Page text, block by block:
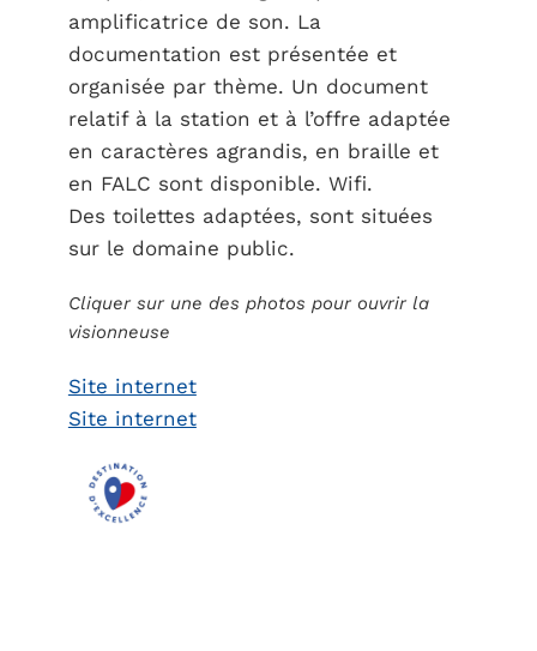
amplificatrice de son. La
documentation est présentée et
organisée par thème. Un document
relatif à la station et à l’offre adaptée
en caractères agrandis, en braille et
en FALC sont disponible. Wifi.
Des toilettes adaptées, sont situées
sur le domaine public.
Cliquer sur une des photos pour ouvrir la
visionneuse
Site internet
Site internet